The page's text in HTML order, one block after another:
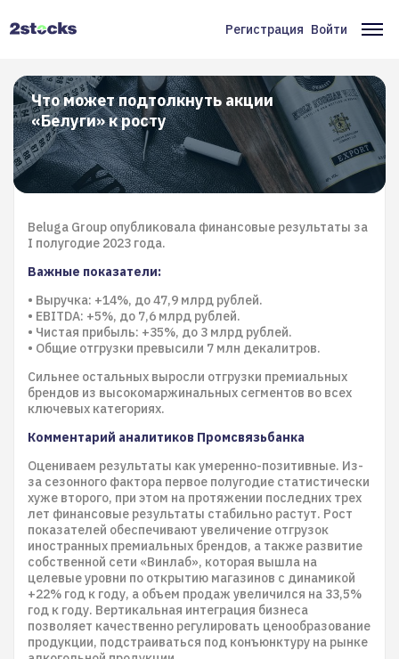
Меню
учётной
записи
пользователя
Регистрация Войти
Что может подтолкнуть акции
«Белуги» к росту
Beluga Group опубликовала финансовые результаты за
I полугодие 2023 года.
Важные показатели:
• Выручка: +14%, до 47,9 млрд рублей.
• EBITDA: +5%, до 7,6 млрд рублей.
• Чистая прибыль: +35%, до 3 млрд рублей.
• Общие отгрузки превысили 7 млн декалитров.
Сильнее остальных выросли отгрузки премиальных
брендов из высокомаржинальных сегментов во всех
ключевых категориях.
Комментарий аналитиков Промсвязьбанка
Оцениваем результаты как умеренно-позитивные. Из-
за сезонного фактора первое полугодие статистически
хуже второго, при этом на протяжении последних трех
лет финансовые результаты стабильно растут. Рост
показателей обеспечивают увеличение отгрузок
иностранных премиальных брендов, а также развитие
собственной сети «Винлаб», которая вышла на
целевые уровни по открытию магазинов с динамикой
+22% год к году, а объем продаж увеличился на 33,5%
год к году. Вертикальная интеграция бизнеса
позволяет качественно регулировать ценообразование
продукции, подстраиваться под конъюнктуру на рынке